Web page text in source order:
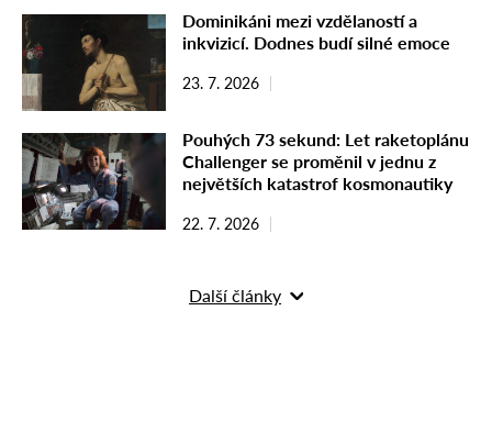
Dominikáni mezi vzdělaností a
inkvizicí. Dodnes budí silné emoce
23. 7. 2026
Pouhých 73 sekund: Let raketoplánu
Challenger se proměnil v jednu z
největších katastrof kosmonautiky
22. 7. 2026
Další články